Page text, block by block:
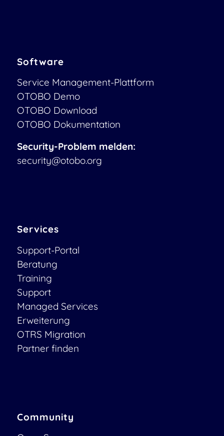
Software
Service Management-Plattform
OTOBO Demo
OTOBO Download
OTOBO Dokumentation
Security-Problem melden:
security@otobo.org
Services
Support-Portal
Beratung
Training
Support
Managed Services
Erweiterung
OTRS Migration
Partner finden
Community